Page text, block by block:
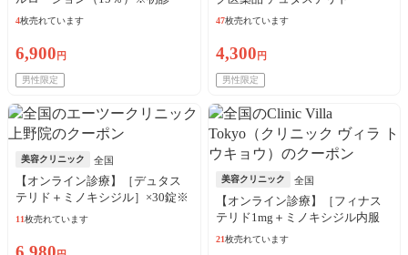
料・送料込
4枚売れています
6,900 円
男性限定
（0.5mg）※初診料・送料込
47枚売れています
4,300 円
男性限定
美容クリニック 全国
【オンライン診療】［デュタス
テリド＋ミノキシジル］×30錠※
初診料・送料込
11枚売れています
美容クリニック 全国
【オンライン診療】［フィナス
テリド1mg＋ミノキシジル内服
5mg］×28錠
21枚売れています